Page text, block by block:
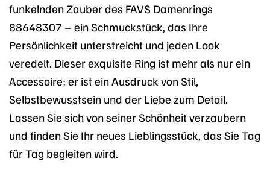
funkelnden Zauber des FAVS Damenrings
88648307 – ein Schmuckstück, das Ihre
Persönlichkeit unterstreicht und jeden Look
veredelt. Dieser exquisite Ring ist mehr als nur ein
Accessoire; er ist ein Ausdruck von Stil,
Selbstbewusstsein und der Liebe zum Detail.
Lassen Sie sich von seiner Schönheit verzaubern
und finden Sie Ihr neues Lieblingsstück, das Sie Tag
für Tag begleiten wird.